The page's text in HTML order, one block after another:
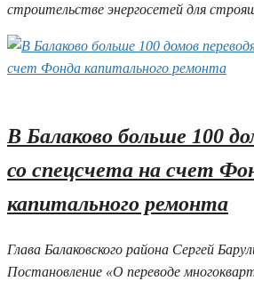
строительстве энергосетей для
В Балаково больше 100
со спецсчета на счет
капитального ремонта
Глава Балаковского района Сергей
Постановление «О переводе